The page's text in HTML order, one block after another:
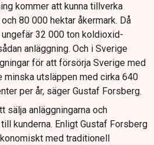
kommer att kunna tillverka
80 000 hektar åkermark. Då
32 000 ton koldioxid-
anläggning. Och i Sverige
för att försörja Sverige med
utsläppen med cirka 640
per år, säger Gustaf Forsberg.
sälja anläggningarna och
kunderna. Enligt Gustaf Forsberg
med traditionell